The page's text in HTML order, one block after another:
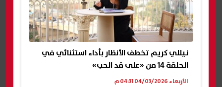
نيللي كريم تخطف الأنظار بأداء استثنائي في
الحلقة 14 من «على قد الحب»
الأربعاء 04/03/2026 04:31 م